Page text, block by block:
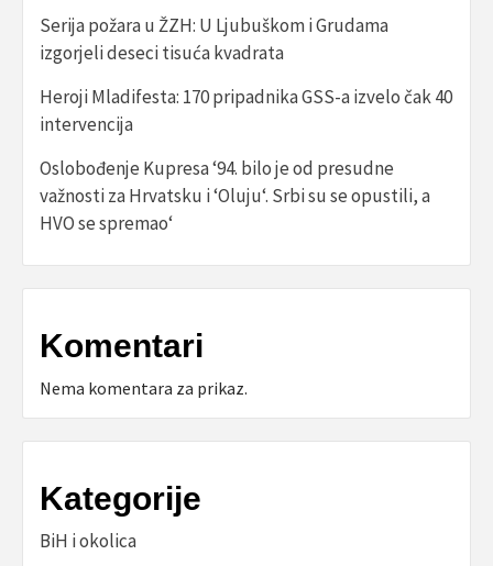
Serija požara u ŽZH: U Ljubuškom i Grudama
izgorjeli deseci tisuća kvadrata
Heroji Mladifesta: 170 pripadnika GSS-a izvelo čak 40
intervencija
Oslobođenje Kupresa ‘94. bilo je od presudne
važnosti za Hrvatsku i ‘Oluju‘. Srbi su se opustili, a
HVO se spremao‘
Komentari
Nema komentara za prikaz.
Kategorije
BiH i okolica